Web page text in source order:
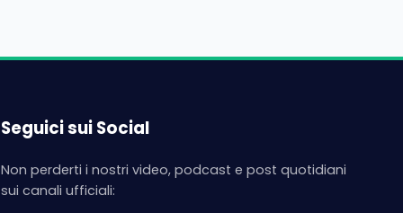
Seguici sui Social
Non perderti i nostri video, podcast e post quotidiani
sui canali ufficiali: